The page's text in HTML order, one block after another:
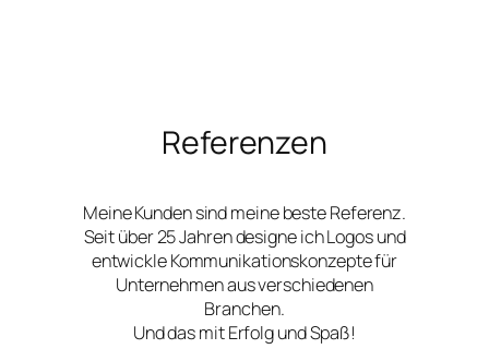
Referenzen
Meine Kunden sind meine beste Referenz.
Seit über 25 Jahren designe ich Logos und
entwickle Kommunikationskonzepte für
Unternehmen aus verschiedenen
Branchen.
Und das mit Erfolg und Spaß!